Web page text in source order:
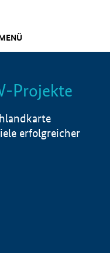
Info
Projekte
erfolgreicher